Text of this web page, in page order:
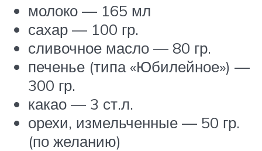
молоко — 165 мл
сахар — 100 гр.
сливочное масло — 80 гр.
печенье (типа «Юбилейное») —
300 гр.
какао — 3 ст.л.
орехи, измельченные — 50 гр.
(по желанию)